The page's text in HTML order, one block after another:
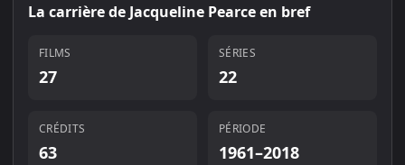
La carrière de Jacqueline Pearceen bref
FILMS
27
SÉRIES
22
CRÉDITS
63
PÉRIODE
1961–2018